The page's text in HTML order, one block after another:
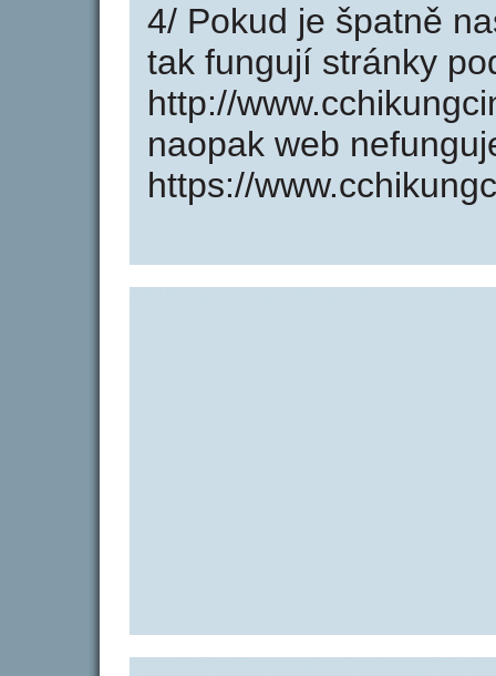
4/ Pokud je špatně
tak fungují stránky
http://
naopak web
https://